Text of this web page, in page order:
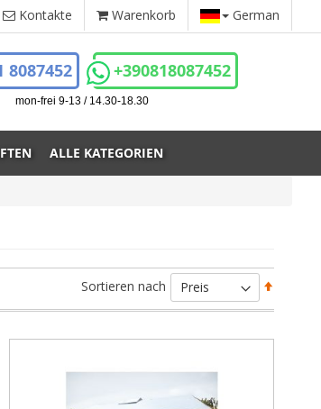
Kontakte Warenkorb German
8087452 +390818087452
mon-frei 9-13 / 14.30-18.30
ALLE KATEGORIEN
Sortieren nach